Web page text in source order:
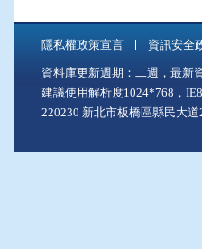
隱私權政策宣言 資訊安全
資料庫更新週期：二週，最新
建議使用解析度1024*768，
220230 新北市板橋區縣民大